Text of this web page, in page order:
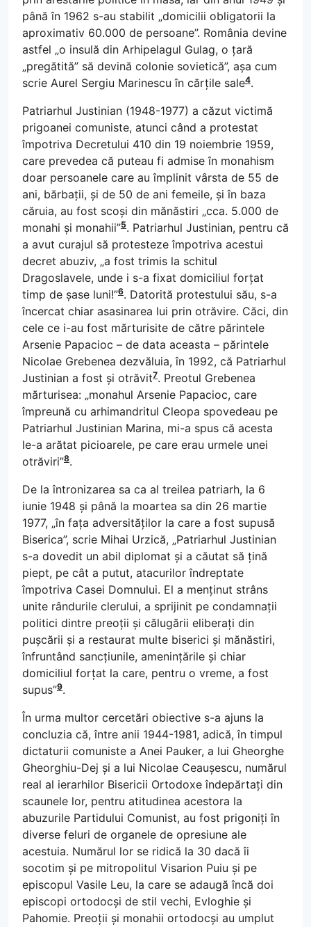
până în 1962 s-au stabilit „domicilii obligatorii la
aproximativ 60.000 de persoane”. România devine
astfel „o insulă din Arhipelagul Gulag, o țară
„pregătită” să devină colonie sovietică”, așa cum
scrie Aurel Sergiu Marinescu în cărțile sale4.
Patriarhul Justinian (1948-1977) a căzut victimă
prigoanei comuniste, atunci când a protestat
împotriva Decretului 410 din 19 noiembrie 1959,
care prevedea că puteau fi admise în monahism
doar persoanele care au împlinit vârsta de 55 de
ani, bărbații, și de 50 de ani femeile, și în baza
căruia, au fost scoși din mănăstiri „cca. 5.000 de
monahi și monahii”5. Patriarhul Justinian, pentru că
a avut curajul să protesteze împotriva acestui
decret abuziv, „a fost trimis la schitul
Dragoslavele, unde i s-a fixat domiciliul forțat
timp de șase luni!”6. Datorită protestului său, s-a
încercat chiar asasinarea lui prin otrăvire. Căci, din
cele ce i-au fost mărturisite de către părintele
Arsenie Papacioc – de data aceasta – părintele
Nicolae Grebenea dezvăluia, în 1992, că Patriarhul
Justinian a fost și otrăvit7. Preotul Grebenea
mărturisea: „monahul Arsenie Papacioc, care
împreună cu arhimandritul Cleopa spovedeau pe
Patriarhul Justinian Marina, mi-a spus că acesta
le-a arătat picioarele, pe care erau urmele unei
otrăviri”8.
De la întronizarea sa ca al treilea patriarh, la 6
iunie 1948 și până la moartea sa din 26 martie
1977, „în fața adversităților la care a fost supusă
Biserica”, scrie Mihai Urzică, „Patriarhul Justinian
s-a dovedit un abil diplomat și a căutat să țină
piept, pe cât a putut, atacurilor îndreptate
împotriva Casei Domnului. El a menținut strâns
unite rândurile clerului, a sprijinit pe condamnații
politici dintre preoții și călugării eliberați din
pușcării și a restaurat multe biserici și mănăstiri,
înfruntând sancțiunile, amenințările și chiar
domiciliul forțat la care, pentru o vreme, a fost
supus”9.
În urma multor cercetări obiective s-a ajuns la
concluzia că, între anii 1944-1981, adică, în timpul
dictaturii comuniste a Anei Pauker, a lui Gheorghe
Gheorghiu-Dej și a lui Nicolae Ceaușescu, numărul
real al ierarhilor Bisericii Ortodoxe îndepărtați din
scaunele lor, pentru atitudinea acestora la
abuzurile Partidului Comunist, au fost prigoniți în
diverse feluri de organele de opresiune ale
acestuia. Numărul lor se ridică la 30 dacă îi
socotim și pe mitropolitul Visarion Puiu și pe
episcopul Vasile Leu, la care se adaugă încă doi
episcopi ortodocși de stil vechi, Evloghie și
Pahomie. Preoții și monahii ortodocși au umplut